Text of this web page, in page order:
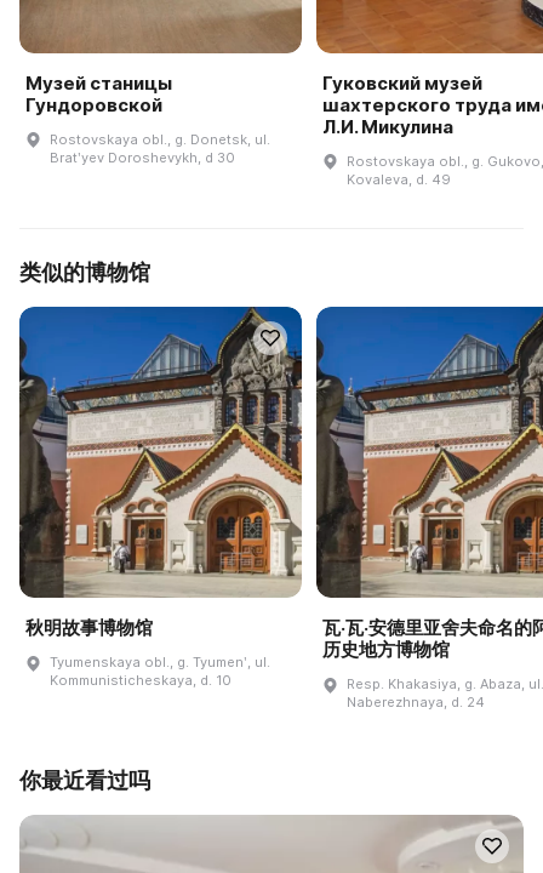
Музей станицы
Гундоровской
Rostovskaya obl., g. Donetsk, ul.
Bratʹyev Doroshevykh, d 30
Гуковский музей
шахтерского труда
Л.И. Микулина
Rostovskaya obl., g.
Kovaleva, d. 49
类似的博物馆
秋明故事博物馆
Tyumenskaya obl., g. Tyumenʹ, ul.
Kommunisticheskaya, d. 10
瓦·瓦·安德里亚舍夫命名的
历史地方博物馆
Resp. Khakasiya, g. Abaza, ul.
Naberezhnaya, d. 24
你最近看过吗